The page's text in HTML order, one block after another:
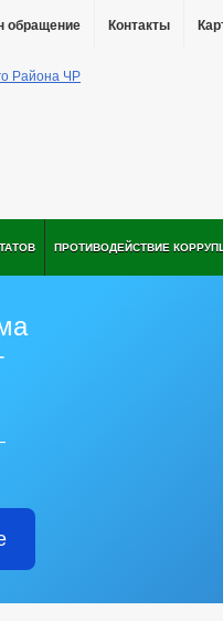
обращение Контакты
ПРОТИВОДЕЙСТВИЕ